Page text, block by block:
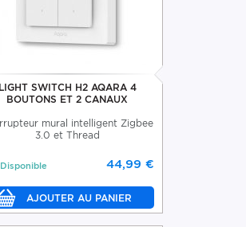
LIGHT SWITCH H2 AQARA 4
BOUTONS ET 2 CANAUX
mural intelligent Zigbee
3.0 et Thread
44,99 €
Disponible